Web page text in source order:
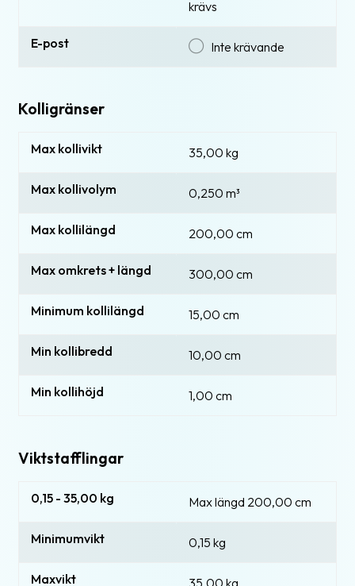
krävs
E-post Inte krävande
Kolligränser
Max kollivikt 35,00 kg
Max kollivolym 0,250 m³
Max kollilängd 200,00 cm
Max omkrets + längd 300,00 cm
Minimum kollilängd 15,00 cm
Min kollibredd 10,00 cm
Min kollihöjd 1,00 cm
Viktstafflingar
0,15 - 35,00 kg Max längd 200,00 cm
Minimumvikt 0,15 kg
Maxvikt